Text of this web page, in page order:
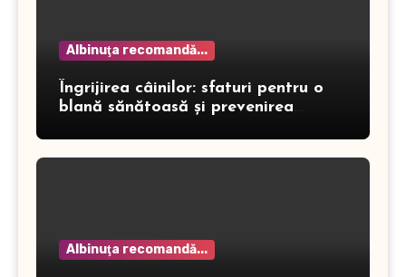
Albinuţa recomandă...
Îngrijirea câinilor: sfaturi pentru o
blană sănătoasă și prevenirea
Albinuţa recomandă...